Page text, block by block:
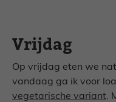
Vrijdag
Op vrijdag eten we
vandaag ga ik voor
vegetarische variant.